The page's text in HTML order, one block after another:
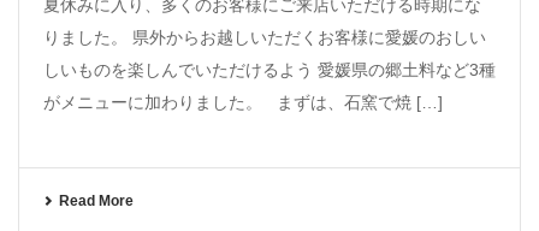
夏休みに入り、多くのお客様にご来店いただける時期にな
りました。 県外からお越しいただくお客様に愛媛のおしい
しいものを楽しんでいただけるよう 愛媛県の郷土料など3種
がメニューに加わりました。 まずは、石窯で焼 […]
Read More